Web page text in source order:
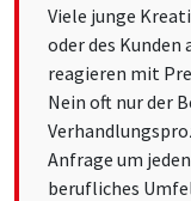
Viele junge
oder des Kunden
reagieren mit
Nein oft nur der
Anfrage um
berufliches